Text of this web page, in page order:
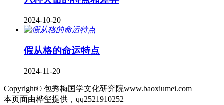
2024-10-20
假从格的命运特点
2024-11-20
Copyright© 包秀梅国学文化研究院www.baoxiumei.com
本页面由桦玺提供，qq2521910252